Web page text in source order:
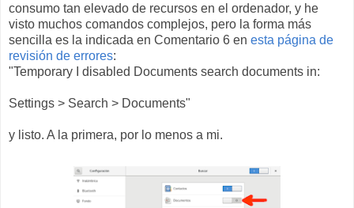
consumo tan elevado de recursos en el ordenador, y he
visto muchos comandos complejos, pero la forma más
sencilla es la indicada en Comentario 6 en esta página de
revisión de errores:
"Temporary I disabled Documents search documents in:
Settings > Search > Documents"
y listo. A la primera, por lo menos a mi.